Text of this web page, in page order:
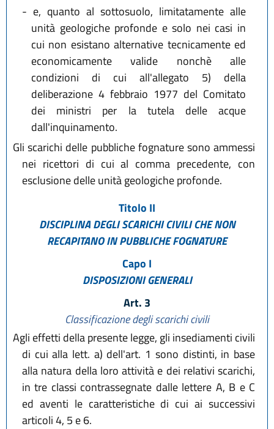
- e, quanto al sottosuolo, limitatamente alle
unità geologiche profonde e solo nei casi in
cui non esistano alternative tecnicamente ed
economicamente valide nonchè alle
condizioni di cui all'allegato 5) della
deliberazione 4 febbraio 1977 del Comitato
dei ministri per la tutela delle acque
dall'inquinamento.
Gli scarichi delle pubbliche fognature sono ammessi
nei ricettori di cui al comma precedente, con
esclusione delle unità geologiche profonde.
Titolo II
DISCIPLINA DEGLI SCARICHI CIVILI CHE NON
RECAPITANO IN PUBBLICHE FOGNATURE
Capo I
DISPOSIZIONI GENERALI
Art. 3
Classificazione degli scarichi civili
Agli effetti della presente legge, gli insediamenti civili
di cui alla lett. a) dell'art. 1 sono distinti, in base
alla natura della loro attività e dei relativi scarichi,
in tre classi contrassegnate dalle lettere A, B e C
ed aventi le caratteristiche di cui ai successivi
articoli 4, 5 e 6.